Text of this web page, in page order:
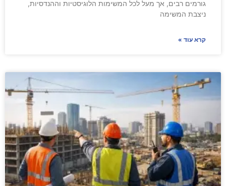
גורמים רבים, אך מעל לכל המשימות הלוגיסטיות וההנדסיות,
ניצבת המשימה
קרא עוד »